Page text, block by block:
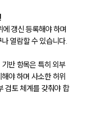
갱신 등록해야 하며
열람할 수 있습니다.
반 항목은 특히 외부
야 하며 사소한 허위
검토 체계를 갖춰야 합